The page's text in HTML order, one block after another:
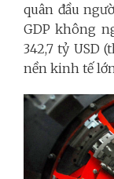
quân đầu
GDP không
342,7 tỷ USD
nền kinh tế